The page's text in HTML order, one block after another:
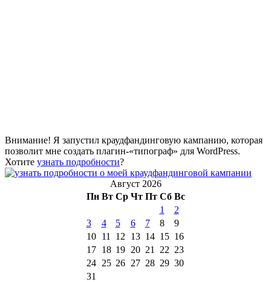
Внимание! Я запустил краудфандинговую кампанию, которая
позволит мне создать плагин-«типограф» для WordPress.
Хотите узнать подробности?
Август 2026
Пн Вт Ср Чт Пт Сб Вс
1
2
3
4 5 6 7 8
9
10
11 12 13 14 15 16
17
18 19 20 21 22 23
24
25 26 27 28 29 30
31